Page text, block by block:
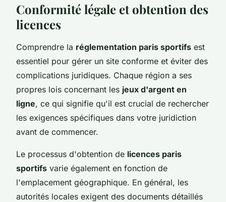
Conformité légale et obtention des
licences
Comprendre la réglementation paris sportifs est
essentiel pour gérer un site conforme et éviter des
complications juridiques. Chaque région a ses
propres lois concernant les jeux d'argent en
ligne, ce qui signifie qu'il est crucial de rechercher
les exigences spécifiques dans votre juridiction
avant de commencer.
Le processus d'obtention de licences paris
sportifs varie également en fonction de
l'emplacement géographique. En général, les
autorités locales exigent des documents détaillés